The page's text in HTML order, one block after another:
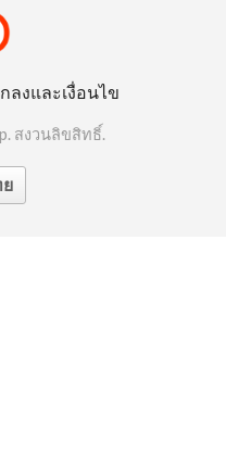
ลงและเงื่อนไข
สงวนลิขสิทธิ์.